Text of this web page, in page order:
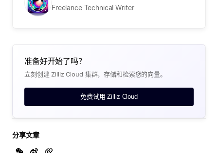
准备好开始了吗？
立刻创建 Zilliz Cloud 集群，存储和检索您的向量。
免费试用 Zilliz Cloud
分享文章
Freelance Technical Writer